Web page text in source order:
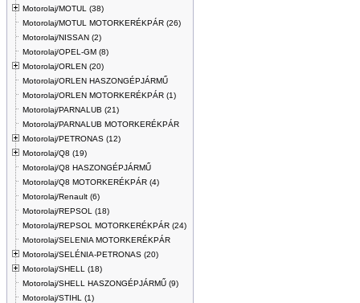
Motorolaj/MOTUL (38)
Motorolaj/MOTUL MOTORKERÉKPÁR (26)
Motorolaj/NISSAN (2)
Motorolaj/OPEL-GM (8)
Motorolaj/ORLEN (20)
Motorolaj/ORLEN HASZONGÉPJÁRMŰ
Motorolaj/ORLEN MOTORKERÉKPÁR (1)
Motorolaj/PARNALUB (21)
Motorolaj/PARNALUB MOTORKERÉKPÁR
Motorolaj/PETRONAS (12)
Motorolaj/Q8 (19)
Motorolaj/Q8 HASZONGÉPJÁRMŰ
Motorolaj/Q8 MOTORKERÉKPÁR (4)
Motorolaj/Renault (6)
Motorolaj/REPSOL (18)
Motorolaj/REPSOL MOTORKERÉKPÁR (24)
Motorolaj/SELENIA MOTORKERÉKPÁR
Motorolaj/SELÉNIA-PETRONAS (20)
Motorolaj/SHELL (18)
Motorolaj/SHELL HASZONGÉPJÁRMŰ (9)
Motorolaj/STIHL (1)